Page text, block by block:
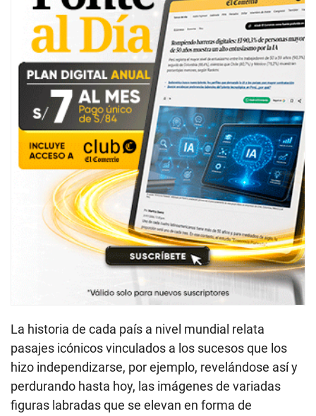
La historia de cada país a nivel mundial relata
pasajes icónicos vinculados a los sucesos que los
hizo independizarse, por ejemplo, revelándose así y
perdurando hasta hoy, las imágenes de variadas
figuras labradas que se elevan en forma de